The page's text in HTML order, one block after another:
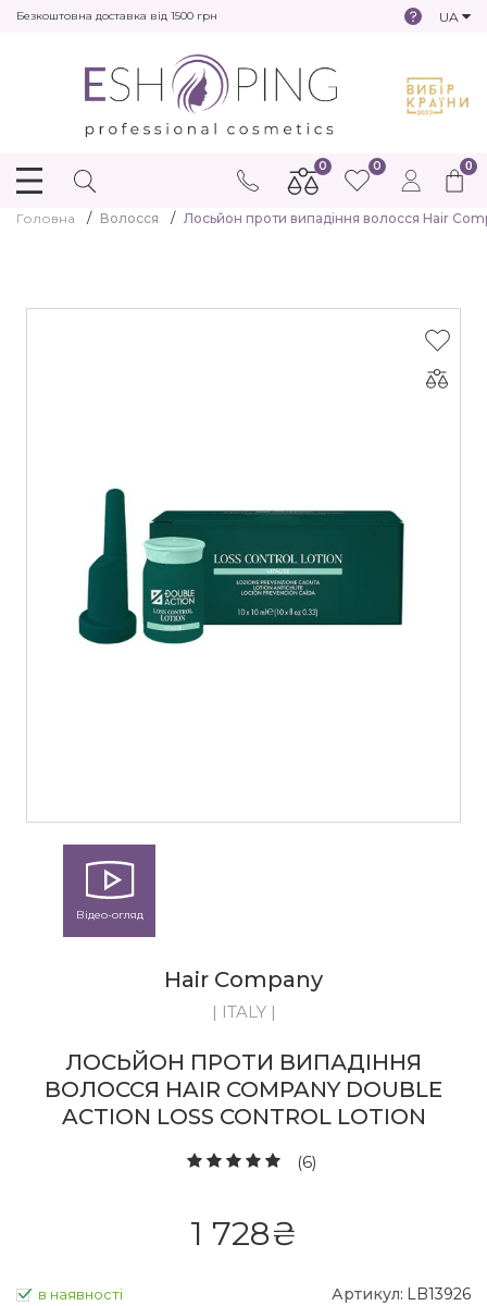
Безкоштовна доставка від 1500 грн UA
0
0 0
Головна Волосся Лосьйон проти випадіння волосся Hair
Відео-огляд
Hair Company
| ITALY |
ЛОСЬЙОН ПРОТИ ВИПАДІННЯ
ВОЛОССЯ HAIR COMPANY DOUBLE
ACTION LOSS CONTROL LOTION
(6)
1 728₴
в наявності Артикул: LB13926